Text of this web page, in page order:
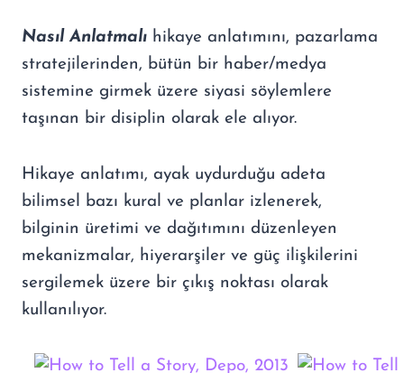
Nasıl Anlatmalı hikaye anlatımını, pazarlama
stratejilerinden, bütün bir haber/medya
sistemine girmek üzere siyasi söylemlere
taşınan bir disiplin olarak ele alıyor.
Hikaye anlatımı, ayak uydurduğu adeta
bilimsel bazı kural ve planlar izlenerek,
bilginin üretimi ve dağıtımını düzenleyen
mekanizmalar, hiyerarşiler ve güç ilişkilerini
sergilemek üzere bir çıkış noktası olarak
kullanılıyor.